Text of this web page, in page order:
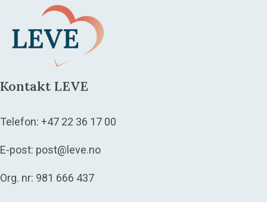
Kontakt LEVE
Telefon: +47 22 36 17 00
E-post: post@leve.no
Org. nr: 981 666 437